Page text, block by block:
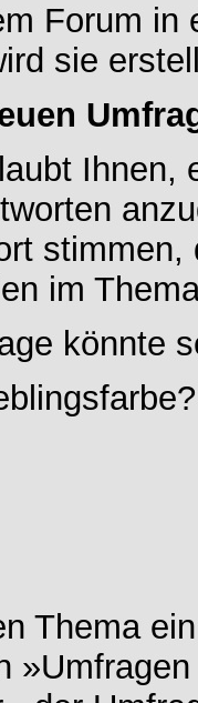
Forum in
sie
Ihnen,
im
könnte
Thema